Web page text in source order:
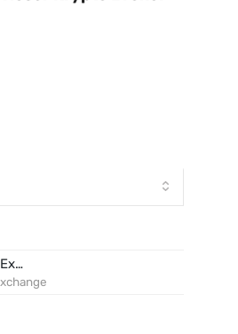
Coinbase Exchange